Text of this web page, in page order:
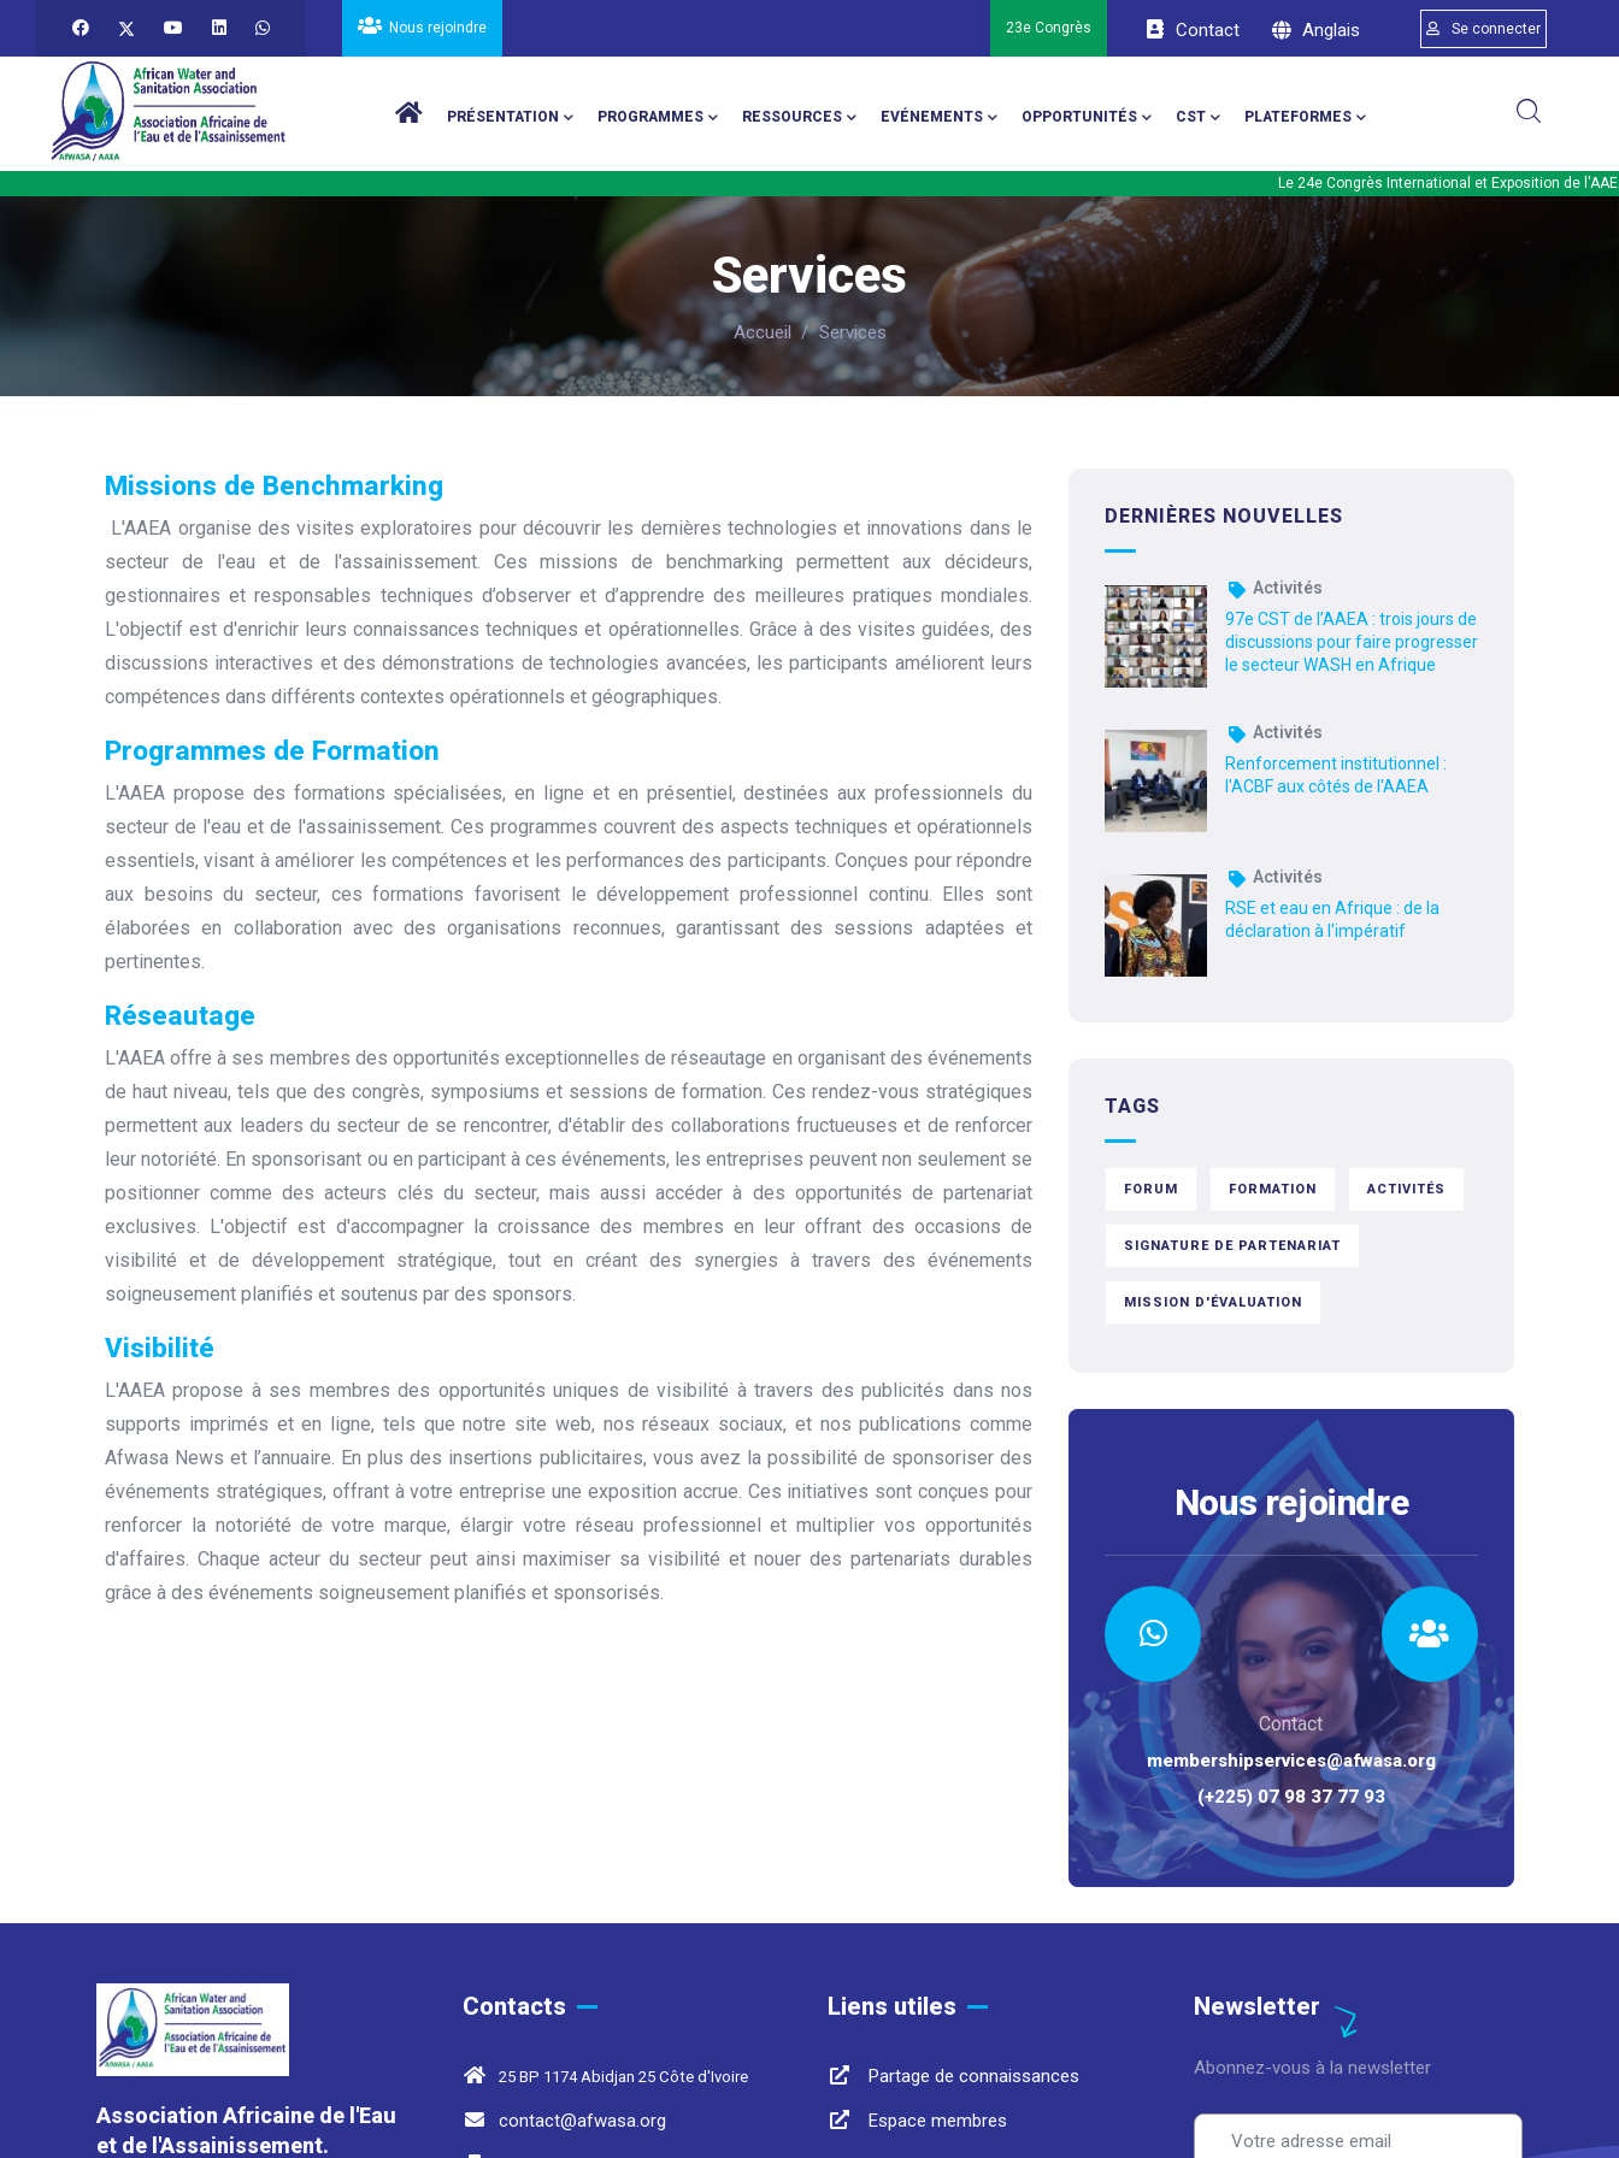
Aller au contenu principal
Nous rejoindre 23e Congrès Contact Anglais Menu du
Se connecter
Main navigation
PRÉSENTATION PROGRAMMES RESSOURCES EVÉNEMENTS OPPORTUNITÉS CST PLATEFORMES
Le 24e Congrès International et Exposition de l'AAEA
Services
Accueil / Services
Missions de Benchmarking
L'AAEA organise des visites exploratoires pour découvrir les dernières technologies et innovations dans le
secteur de l'eau et de l'assainissement. Ces missions de benchmarking permettent aux décideurs,
gestionnaires et responsables techniques d’observer et d’apprendre des meilleures pratiques mondiales.
L'objectif est d'enrichir leurs connaissances techniques et opérationnelles. Grâce à des visites guidées, des
discussions interactives et des démonstrations de technologies avancées, les participants améliorent leurs
compétences dans différents contextes opérationnels et géographiques.
Programmes de Formation
L'AAEA propose des formations spécialisées, en ligne et en présentiel, destinées aux professionnels du
secteur de l'eau et de l'assainissement. Ces programmes couvrent des aspects techniques et opérationnels
essentiels, visant à améliorer les compétences et les performances des participants. Conçues pour répondre
aux besoins du secteur, ces formations favorisent le développement professionnel continu. Elles sont
élaborées en collaboration avec des organisations reconnues, garantissant des sessions adaptées et
pertinentes.
Réseautage
L'AAEA offre à ses membres des opportunités exceptionnelles de réseautage en organisant des événements
de haut niveau, tels que des congrès, symposiums et sessions de formation. Ces rendez-vous stratégiques
permettent aux leaders du secteur de se rencontrer, d'établir des collaborations fructueuses et de renforcer
leur notoriété. En sponsorisant ou en participant à ces événements, les entreprises peuvent non seulement se
positionner comme des acteurs clés du secteur, mais aussi accéder à des opportunités de partenariat
exclusives. L'objectif est d'accompagner la croissance des membres en leur offrant des occasions de
visibilité et de développement stratégique, tout en créant des synergies à travers des événements
soigneusement planifiés et soutenus par des sponsors.
Visibilité
L'AAEA propose à ses membres des opportunités uniques de visibilité à travers des publicités dans nos
supports imprimés et en ligne, tels que notre site web, nos réseaux sociaux, et nos publications comme
Afwasa News et l’annuaire. En plus des insertions publicitaires, vous avez la possibilité de sponsoriser des
événements stratégiques, offrant à votre entreprise une exposition accrue. Ces initiatives sont conçues pour
renforcer la notoriété de votre marque, élargir votre réseau professionnel et multiplier vos opportunités
d'affaires. Chaque acteur du secteur peut ainsi maximiser sa visibilité et nouer des partenariats durables
grâce à des événements soigneusement planifiés et sponsorisés.
DERNIÈRES NOUVELLES
Activités
97e CST de l’AAEA : trois jours de
discussions pour faire progresser
le secteur WASH en Afrique
Activités
Renforcement institutionnel :
l'ACBF aux côtés de l'AAEA
Activités
RSE et eau en Afrique : de la
déclaration à l'impératif
TAGS
FORUM FORMATION ACTIVITÉS
SIGNATURE DE PARTENARIAT
MISSION D'ÉVALUATION
Nous rejoindre
Contact
membershipservices@afwasa.org
(+225) 07 98 37 77 93
Association Africaine de l'Eau
et de l'Assainissement.
Contacts
25 BP 1174 Abidjan 25 Côte d'Ivoire
contact@afwasa.org
Liens utiles
Partage de connaissances
Espace membres
Newsletter
Abonnez-vous à la newsletter
Email